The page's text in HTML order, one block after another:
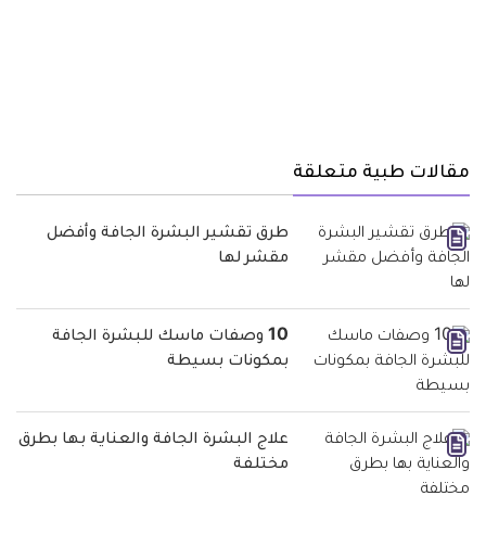
مقالات طبية متعلقة
طرق تقشير البشرة الجافة وأفضل
مقشر لها
10 وصفات ماسك للبشرة الجافة
بمكونات بسيطة
علاج البشرة الجافة والعناية بها بطرق
مختلفة